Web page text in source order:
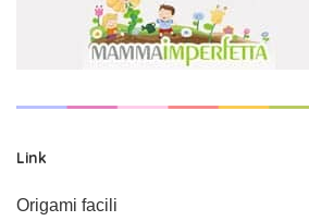
Link
Origami facili